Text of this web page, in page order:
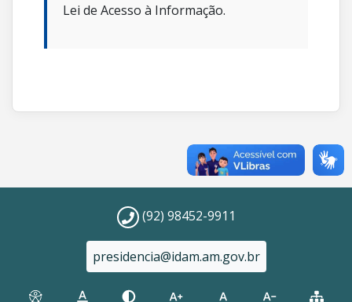
Lei de Acesso à Informação.
(92) 98452-9911
presidencia@idam.am.gov.br